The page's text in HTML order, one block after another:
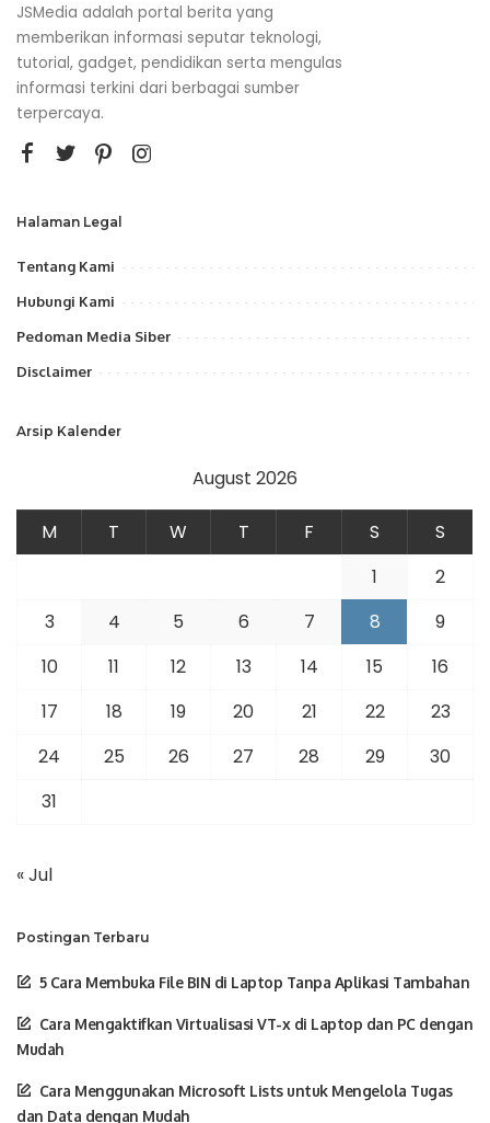
JSMedia adalah portal berita yang
memberikan informasi seputar teknologi,
tutorial, gadget, pendidikan serta mengulas
informasi terkini dari berbagai sumber
terpercaya.
Halaman Legal
Tentang Kami
Hubungi Kami
Pedoman Media Siber
Disclaimer
Arsip Kalender
August 2026
M T W T F S
S
1
2
3
4 5 6 7 8
9
10
11 12 13 14 15
16
17
18 19 20 21 22
23
24
25 26 27 28 29
30
31
« Jul
Postingan Terbaru
5 Cara Membuka File BIN di Laptop Tanpa Aplikasi Tambahan
Cara Mengaktifkan Virtualisasi VT-x di Laptop dan PC dengan
Mudah
Cara Menggunakan Microsoft Lists untuk Mengelola Tugas
dan Data dengan Mudah